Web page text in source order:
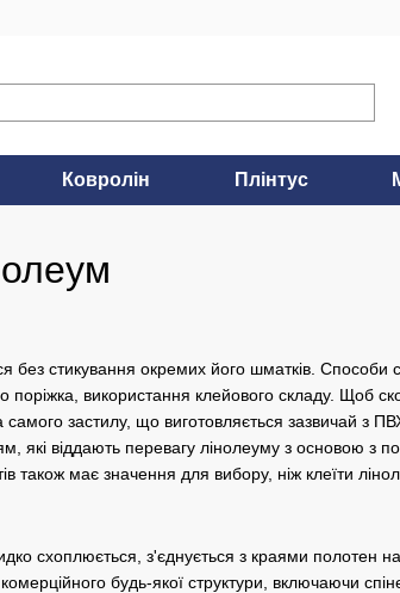
Ковролін Плінтус
без стикування окремих його шматків. Способи
поріжка, використання клейового складу. Щоб
застилу, що виготовляється зазвичай з
які віддають перевагу лінолеуму з основою з
також має значення для вибору, ніж клеїти
схоплюється, з'єднується з краями полотен
будь-якої структури, включаючи